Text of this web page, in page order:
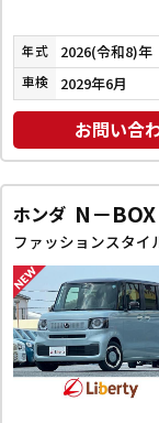
年式 2026(令和8)年
車検 2029年6月
お問い合
ホンダ N－BOX